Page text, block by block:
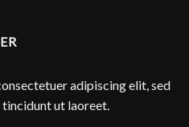
adipiscing elit, sed
tincidunt ut laoreet.